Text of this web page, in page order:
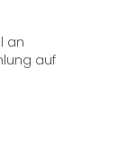
an
auf